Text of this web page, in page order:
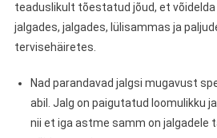
teaduslikult tõestatud jõud, et
jalgades, jalgades, lülisammas ja
tervisehäiretes.
Nad parandavad jalgsi mugavust
abil. Jalg on paigutatud loomulikku
nii et iga astme samm on jalgadele